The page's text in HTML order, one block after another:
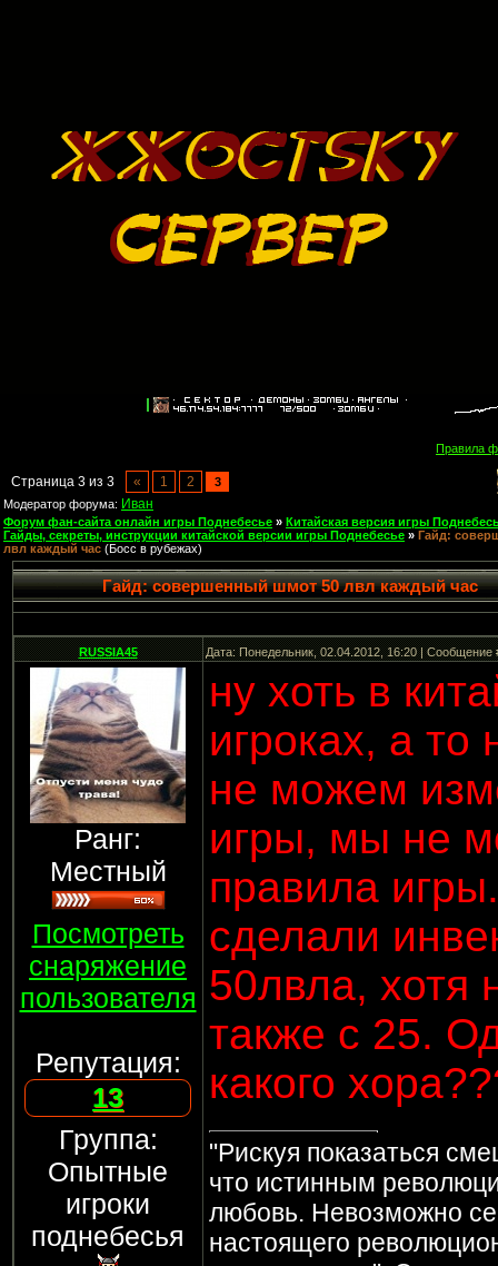
Правила
Страница 3 из 3 « 1 2
3
Модератор форума: Иван
Форум фан-сайта онлайн игры Поднебесье » Китайская версия игры
Гайды, секреты, инструкции китайской версии игры Поднебесье » Гайд:
лвл каждый час (Босс в рубежах)
Гайд: совершенный шмот 50 лвл каждый час
RUSSIA45 Дата: Понедельник, 02.04.2012, 16:20 | Сообщение
Ранг:
Местный
Посмотреть
снаряжение
пользователя
Репутация:
13
Группа:
Опытные
игроки
поднебесья
ну хоть в
игроках, а
не можем
игры, мы не
правила
сделали
50лвла, хотя
также с 25.
какого
"Рискуя показаться
что истинным
любовь. Невозможно
настоящего